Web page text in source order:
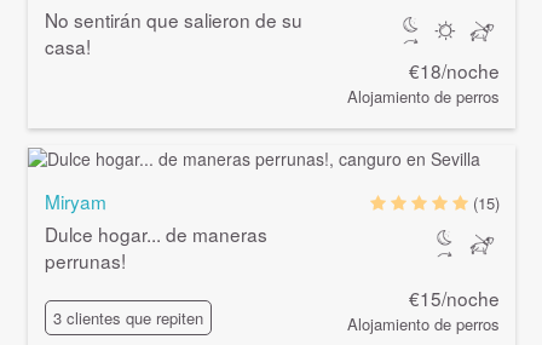
No sentirán que salieron de su
casa!
€18/noche
Alojamiento de perros
Miryam
Dulce hogar... de maneras
perrunas!
3 clientes que repiten
(15)
€15/noche
Alojamiento de perros